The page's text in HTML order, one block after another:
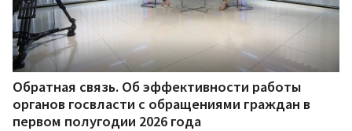
Обратная связь. Об эффективности работы
органов госвласти с обращениями граждан в
первом полугодии 2026 года